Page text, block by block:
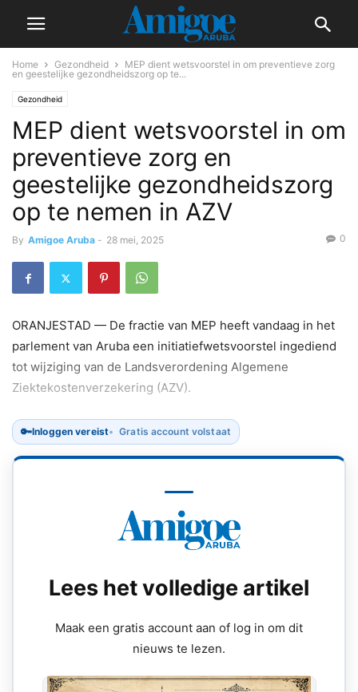
Home Gezondheid
MEP dient wetsvoorstel in om preventieve zorg
en geestelijke gezondheidszorg op te...
Gezondheid
MEP dient wetsvoorstel in om
preventieve zorg en
geestelijke gezondheidszorg
op te nemen in AZV
By Amigoe Aruba - 28 mei, 2025 0
ORANJESTAD — De fractie van MEP heeft vandaag in het
parlement van Aruba een initiatiefwetsvoorstel ingediend
tot wijziging van de Landsverordening Algemene
Ziektekostenverzekering (AZV).
🔑Inloggen vereist Gratis account volstaat
Lees het volledige artikel
Maak een gratis account aan of log in om dit
nieuws te lezen.